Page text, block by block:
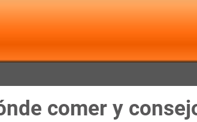
comer y